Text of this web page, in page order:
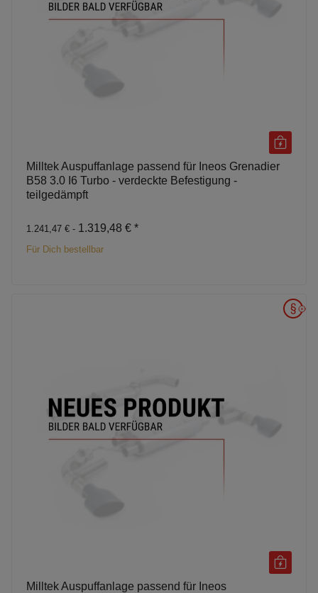
Milltek Auspuffanlage passend für Ineos Grenadier
B58 3.0 I6 Turbo - verdeckte Befestigung -
teilgedämpft
1.241,47 € - 1.319,48 € *
Für Dich bestellbar
Milltek Auspuffanlage passend für Ineos